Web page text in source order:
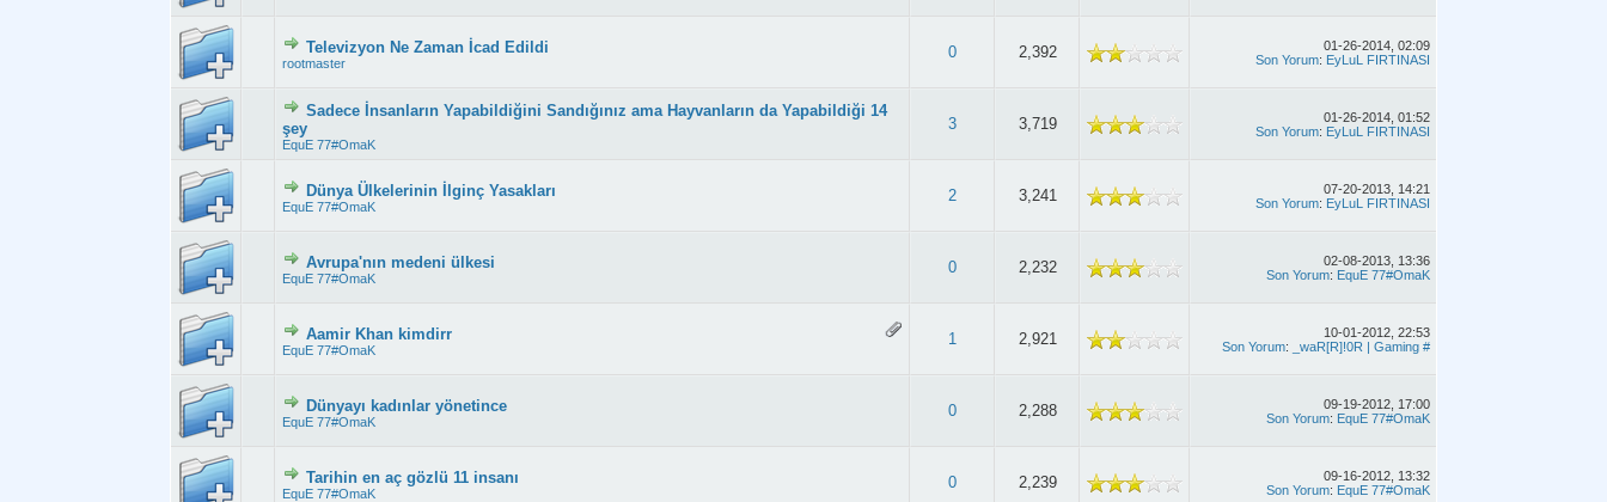
Televizyon Ne Zaman İcad Edildi
rootmaster
0 2,392
Derecelendirme: 2.47/5 - 34 oy
01-26-2014, 02:09
Son Yorum: EyLuL FIRTINASI
Sadece İnsanların Yapabildiğini Sandığınız ama Hayvanların da Yapabildiği 14
şey
EquE 77#OmaK
3 3,719
Derecelendirme: 2.86/5 - 42 oy
01-26-2014, 01:52
Son Yorum: EyLuL FIRTINASI
Dünya Ülkelerinin İlginç Yasakları
EquE 77#OmaK
2 3,241
Derecelendirme: 2.93/5 - 44 oy
07-20-2013, 14:21
Son Yorum: EyLuL FIRTINASI
Avrupa'nın medeni ülkesi
EquE 77#OmaK
0 2,232
Derecelendirme: 2.86/5 - 42 oy
02-08-2013, 13:36
Son Yorum: EquE 77#OmaK
Aamir Khan kimdirr
EquE 77#OmaK
1 2,921
Derecelendirme: 2.48/5 - 27 oy
10-01-2012, 22:53
Son Yorum: _waR[R]!0R | Gaming #
Dünyayı kadınlar yönetince
EquE 77#OmaK
0 2,288
Derecelendirme: 2.76/5 - 41 oy
09-19-2012, 17:00
Son Yorum: EquE 77#OmaK
Tarihin en aç gözlü 11 insanı
EquE 77#OmaK
0 2,239
Derecelendirme: 2.89/5 - 38 oy
09-16-2012, 13:32
Son Yorum: EquE 77#OmaK